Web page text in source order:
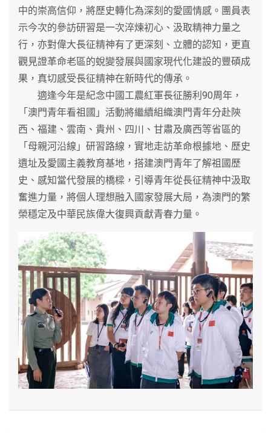
中的崇高信仰，將歷史轉化為深刻的愛國情感。團員表
示今次的參訪研習是一次淬煉初心、汲取精神力量之
行，亦對偉大長征精神有了更深刻、立體的認知，更直
觀見證革命老區的蛻變發展與國家現代化建設的豐碩成
果，真切感受長征精神在新時代的傳承。
適逢今年是紀念中國工農紅軍長征勝利90周年，
「澳門青年看祖國」活動將繼續組織澳門青年分赴陝
西、福建、雲南、貴州、四川、甘肅及廣西等省區的
「母親河沿線」研習路線，實地走訪革命根據地、歷史
遺址及愛國主義教育基地，搭建澳門青年了解祖國歷
史、感知當代發展的橋樑，引導青年從長征精神中汲取
奮進力量，將個人理想融入國家發展大局，為澳門的繁
榮穩定及中華民族偉大復興貢獻青春力量。